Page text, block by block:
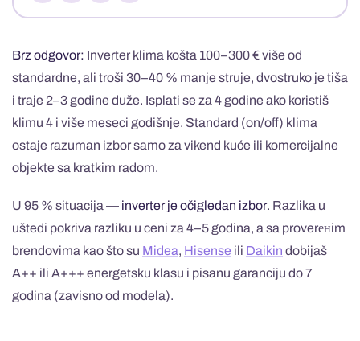
Brz odgovor: Inverter klima košta 100–300 € više od
standardne, ali troši 30–40 % manje struje, dvostruko je tiša
i traje 2–3 godine duže. Isplati se za 4 godine ako koristiš
klimu 4 i više meseci godišnje. Standard (on/off) klima
ostaje razuman izbor samo za vikend kuće ili komercijalne
objekte sa kratkim radom.
U 95 % situacija — inverter je očigledan izbor. Razlika u
uštedi pokriva razliku u ceni za 4–5 godina, a sa proverенim
brendovima kao što su Midea, Hisense ili Daikin dobijaš
A++ ili A+++ energetsku klasu i pisanu garanciju do 7
godina (zavisno od modela).